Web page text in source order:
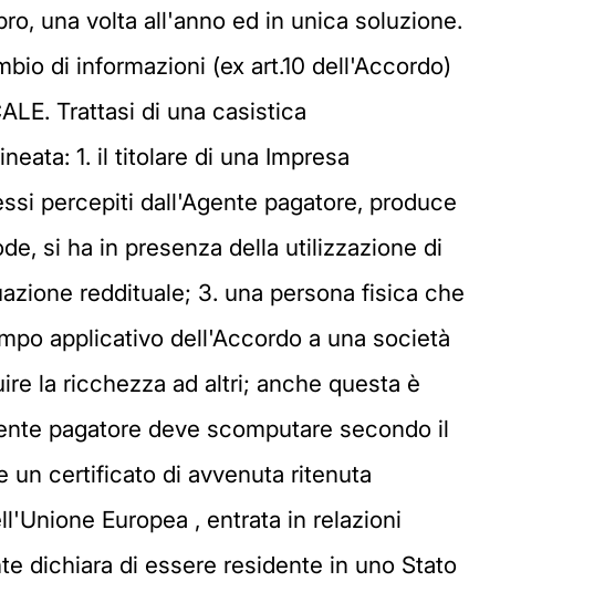
una volta all'anno ed in unica soluzione.
di informazioni (ex art.10 dell'Accordo)
Trattasi di una casistica
1. il titolare di una Impresa
percepiti dall'Agente pagatore, produce
si ha in presenza della utilizzazione di
reddituale; 3. una persona fisica che
applicativo dell'Accordo a una società
la ricchezza ad altri; anche questa è
pagatore deve scomputare secondo il
un certificato di avvenuta ritenuta
Europea , entrata in relazioni
dichiara di essere residente in uno Stato